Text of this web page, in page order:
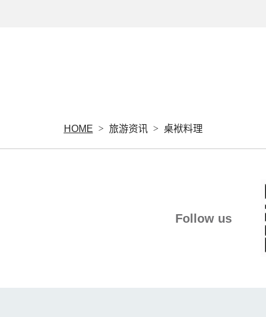
HOME 旅游资讯 桌袱料理
Follow us